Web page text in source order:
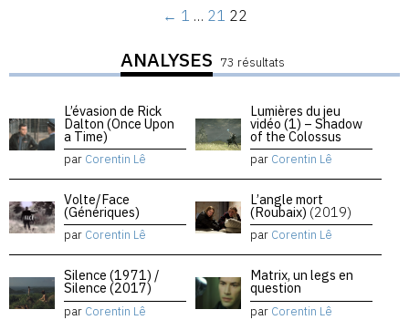
← 1 … 21 22
ANALYSES 73 résultats
L’évasion de Rick
Dalton (Once Upon
a Time)
par Corentin Lê
Lumières du jeu
vidéo (1) – Shadow
of the Colossus
par Corentin Lê
Volte/Face
(Génériques)
par Corentin Lê
L’angle mort
(Roubaix) (2019)
par Corentin Lê
Silence (1971) /
Silence (2017)
par Corentin Lê
Matrix, un legs en
question
par Corentin Lê